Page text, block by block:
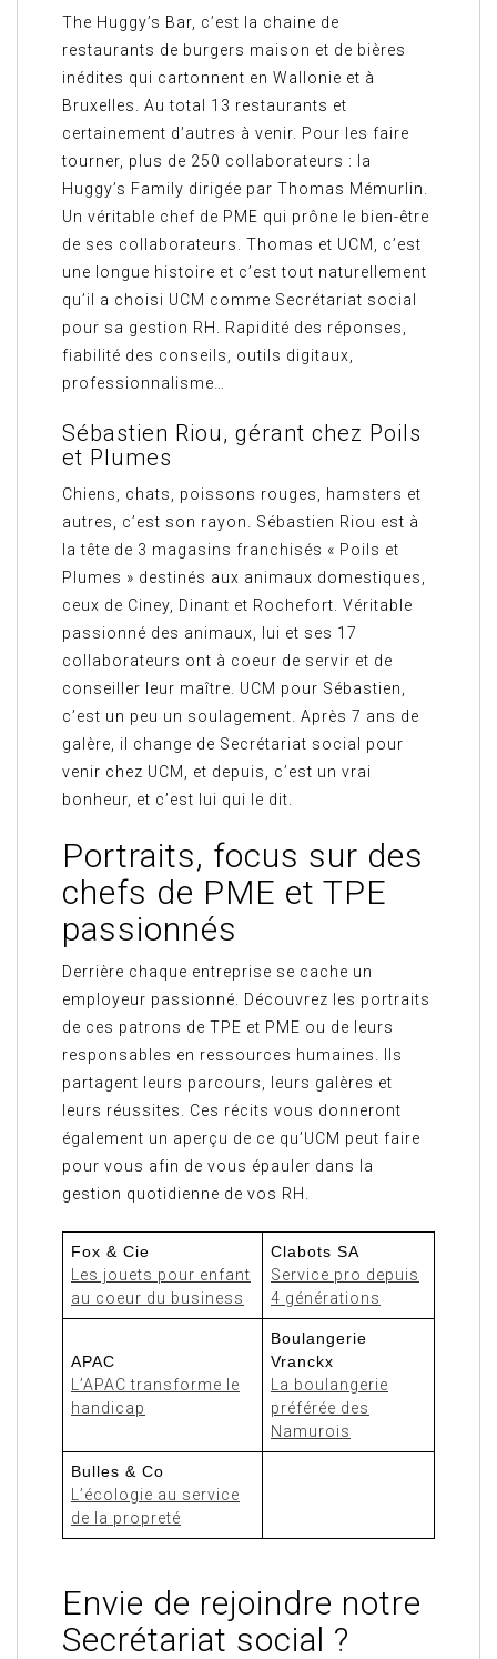
The Huggy’s Bar, c’est la chaine de
restaurants de burgers maison et de bières
inédites qui cartonnent en Wallonie et à
Bruxelles. Au total 13 restaurants et
certainement d’autres à venir. Pour les faire
tourner, plus de 250 collaborateurs : la
Huggy’s Family dirigée par Thomas Mémurlin.
Un véritable chef de PME qui prône le bien-être
de ses collaborateurs. Thomas et UCM, c’est
une longue histoire et c’est tout naturellement
qu’il a choisi UCM comme Secrétariat social
pour sa gestion RH. Rapidité des réponses,
fiabilité des conseils, outils digitaux,
professionnalisme…
Sébastien Riou, gérant chez Poils
et Plumes
Chiens, chats, poissons rouges, hamsters et
autres, c’est son rayon. Sébastien Riou est à
la tête de 3 magasins franchisés « Poils et
Plumes » destinés aux animaux domestiques,
ceux de Ciney, Dinant et Rochefort. Véritable
passionné des animaux, lui et ses 17
collaborateurs ont à coeur de servir et de
conseiller leur maître. UCM pour Sébastien,
c’est un peu un soulagement. Après 7 ans de
galère, il change de Secrétariat social pour
venir chez UCM, et depuis, c’est un vrai
bonheur, et c’est lui qui le dit.
Portraits, focus sur des
chefs de PME et TPE
passionnés
Derrière chaque entreprise se cache un
employeur passionné. Découvrez les portraits
de ces patrons de TPE et PME ou de leurs
responsables en ressources humaines. Ils
partagent leurs parcours, leurs galères et
leurs réussites. Ces récits vous donneront
également un aperçu de ce qu’UCM peut faire
pour vous afin de vous épauler dans la
gestion quotidienne de vos RH.
Fox & Cie
Les jouets pour enfant
au coeur du business
Clabots SA
Service pro depuis
4 générations
APAC
L’APAC transforme le
handicap
Boulangerie
Vranckx
La boulangerie
préférée des
Namurois
Bulles & Co
L’écologie au service
de la propreté
Envie de rejoindre notre
Secrétariat social ?